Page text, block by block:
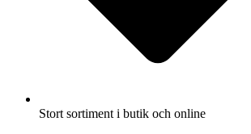
Stort sortiment i butik och online